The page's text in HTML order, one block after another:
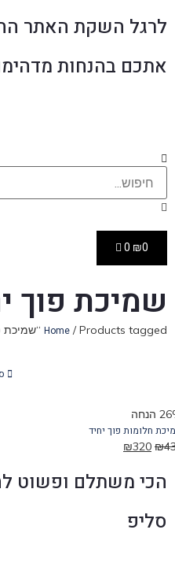
לרגל השקת האתר
אתכם בהנחות מדהימות של
₪
0
שמיכת פוך
Home/ Products tagged “שמיכת פוך יחיד”
חלומות פוך יחיד
₪
₪320
הכי משתלם ופשוט
סליפ